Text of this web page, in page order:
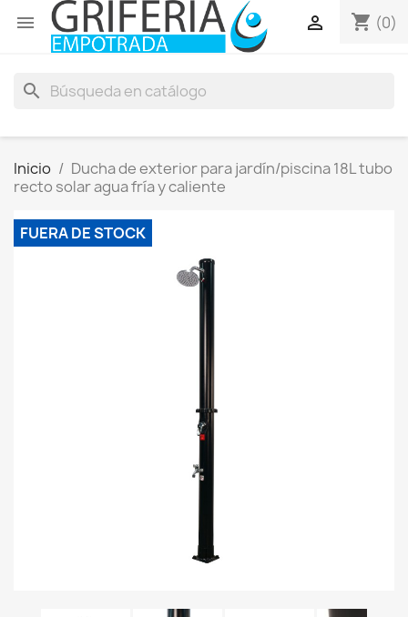
 shopping_cart (0)

search
Inicio
Ducha de exterior para jardín/piscina 18L tubo
recto solar agua fría y caliente
FUERA DE STOCK